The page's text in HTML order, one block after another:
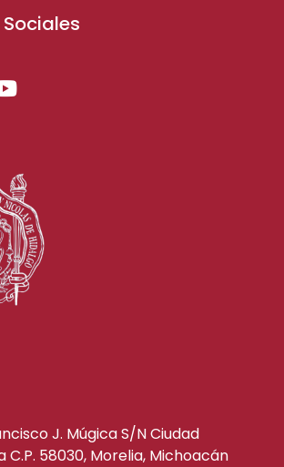
Sociales
J. Múgica S/N Ciudad
C.P. 58030, Morelia, Michoacán